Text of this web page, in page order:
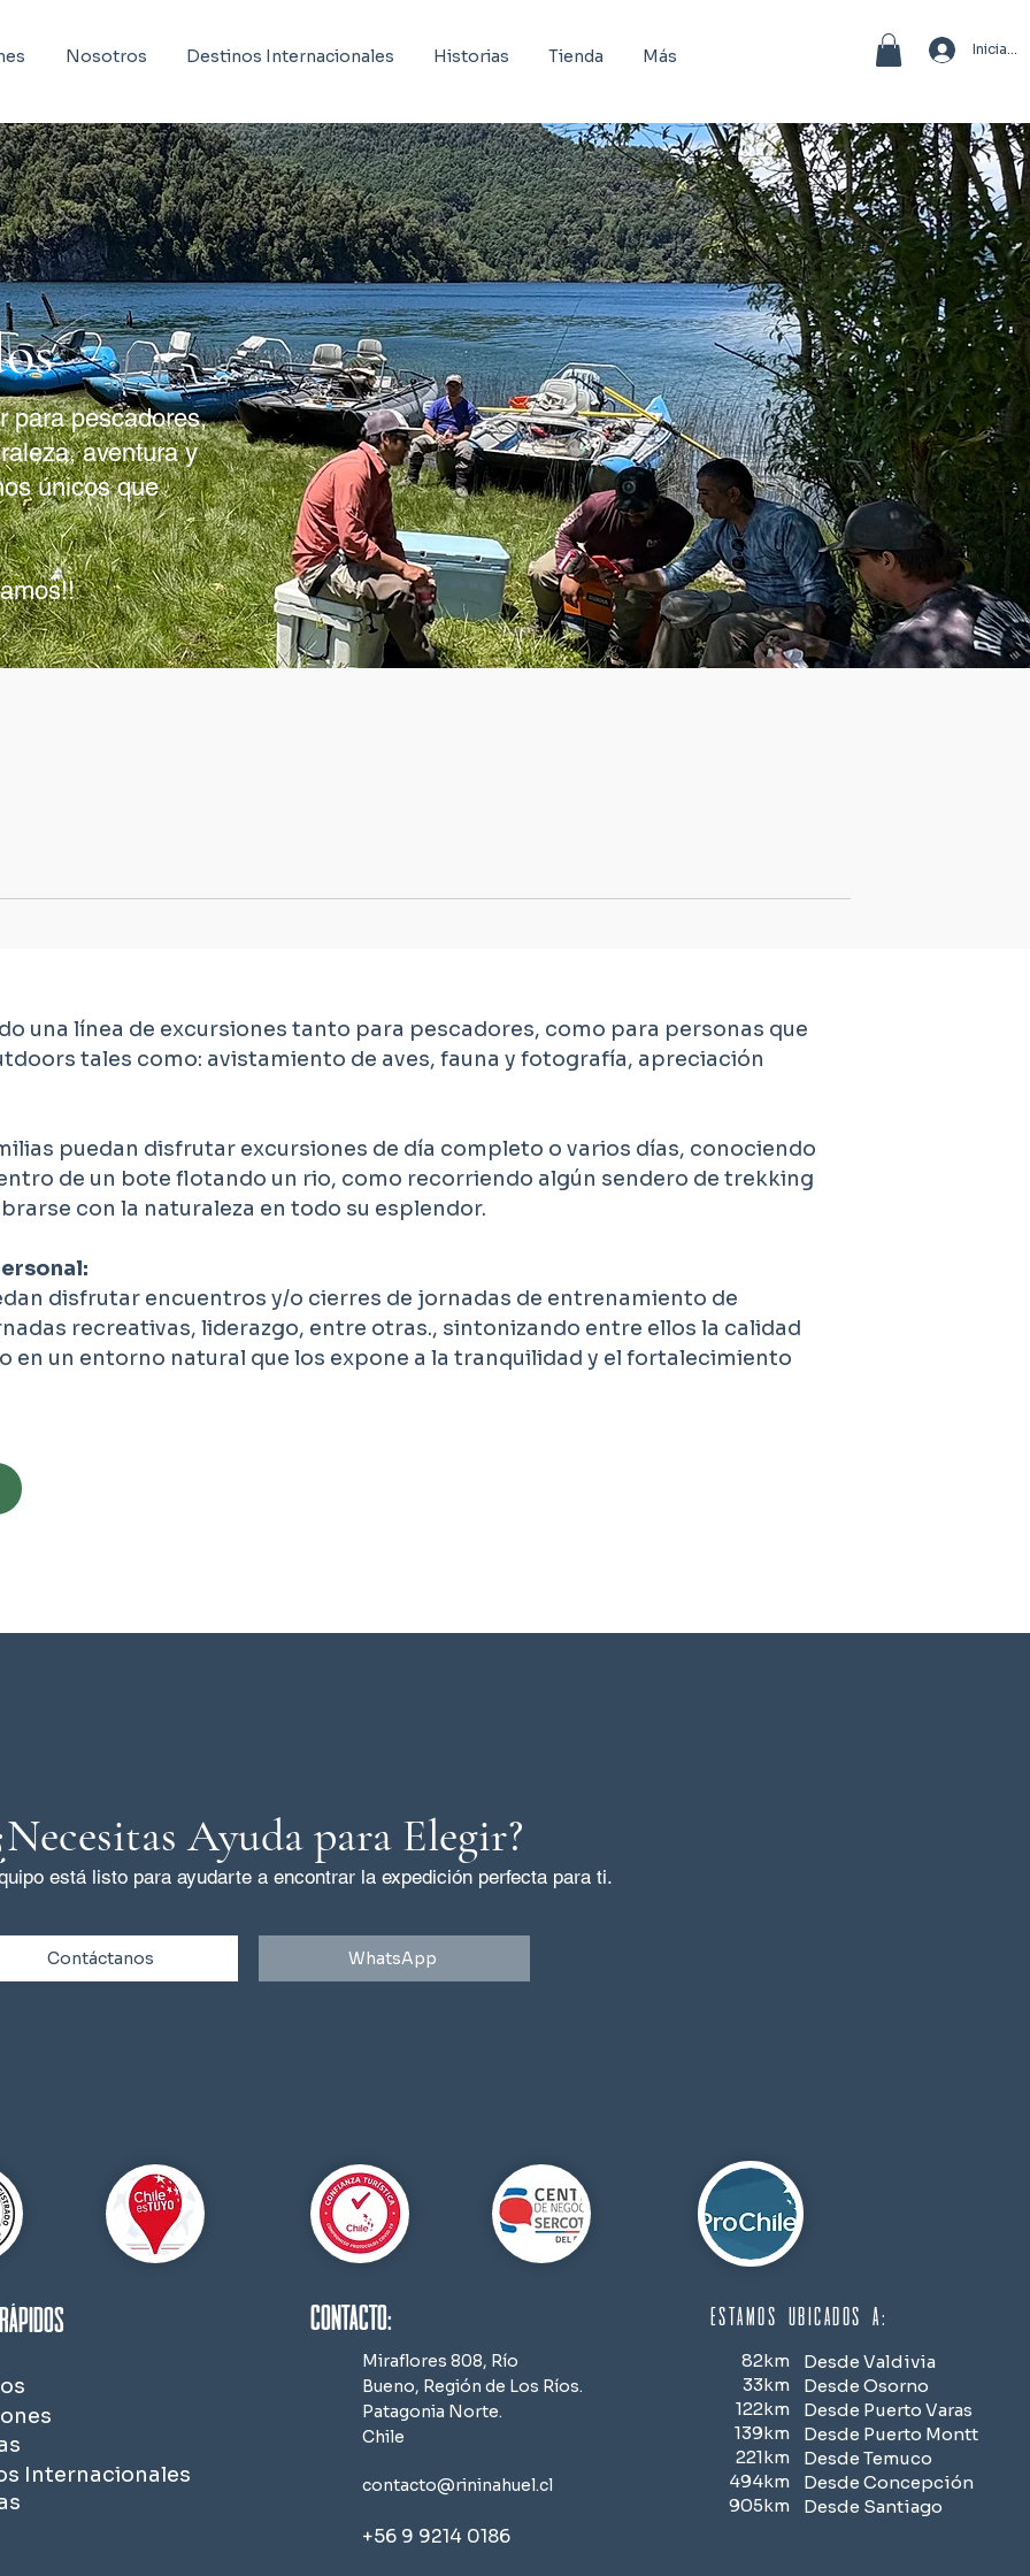
Nosotros Destinos Internacionales Historias Tienda Más Iniciar
para pescadores,
aventura y
únicos que
una línea de excursiones tanto para pescadores, como para personas que
tales como: avistamiento de aves, fauna y fotografía, apreciación
puedan disfrutar excursiones de día completo o varios días, conociendo
de un bote flotando un rio, como recorriendo algún sendero de trekking
con la naturaleza en todo su esplendor.
disfrutar encuentros y/o cierres de jornadas de entrenamiento de
recreativas, liderazgo, entre otras., sintonizando entre ellos la calidad
en un entorno natural que los expone a la tranquilidad y el fortalecimiento
Ayuda para Elegir?
está listo para ayudarte a encontrar la expedición perfecta para ti.
Contáctanos WhatsApp
Internacionales
contacto:
Miraflores 808, Río
Bueno, Región de Los Ríos.
Patagonia Norte.
Chile
contacto@rininahuel.cl
+56 9 9214 0186
82km
33km
122km
139km
221km
494km
905km
Desde Valdivia
Desde Osorno
Desde Puerto Varas
Desde Puerto Montt
Desde Temuco
Desde Concepción
Desde Santiago
estamos ubicados a: